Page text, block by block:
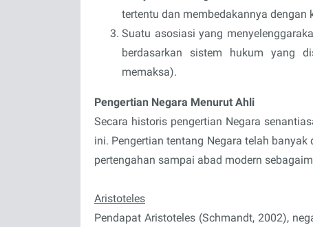
tertentu dan membedakannya
Suatu asosiasi yang
berdasarkan sistem hukum yang
memaksa).
Pengertian Negara Menurut Ahli
Secara historis pengertian Negara
ini. Pengertian tentang Negara telah
pertengahan sampai abad modern
Aristoteles
Pendapat Aristoteles (Schmandt, 2002),